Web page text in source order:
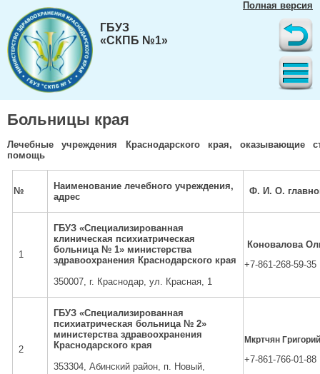
Полная версия
ГБУЗ
«СКПБ №1»
Больницы края
Лечебные учреждения Краснодарского края, оказывающие
помощь
№
Наименование лечебного учреждения,
адрес
Ф. И. О.
1
ГБУЗ «Специализированная
клиническая психиатрическая
больница № 1» министерства
здравоохранения Краснодарского края
350007, г. Краснодар, ул. Красная, 1
Коновалова
+7-861-268-59-35
2
ГБУЗ «Специализированная
психиатрическая больница № 2»
министерства здравоохранения
Краснодарского края
353304, Абинский район, п. Новый,
Мкртчян
+7-861-766-01-88